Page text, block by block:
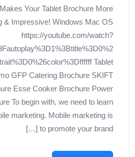
Your Tablet Brochure More
& Impressive! Windows Mac OS
https://youtube.com/watch?
Tablet
GFP Catering Brochure SKIFT
Esse Cooker Brochure Power
To begin with, we need to learn
marketing. Mobile marketing is
to promote your brand […]